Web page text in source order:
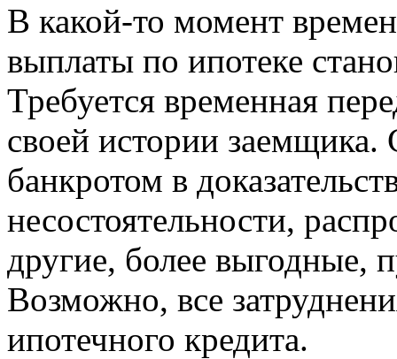
В какой-то момент
выплаты по ипотеке
Требуется временная
своей истории заемщика.
банкротом в
несостоятельности,
другие, более выгодные,
Возможно, все
ипотечного кредита.